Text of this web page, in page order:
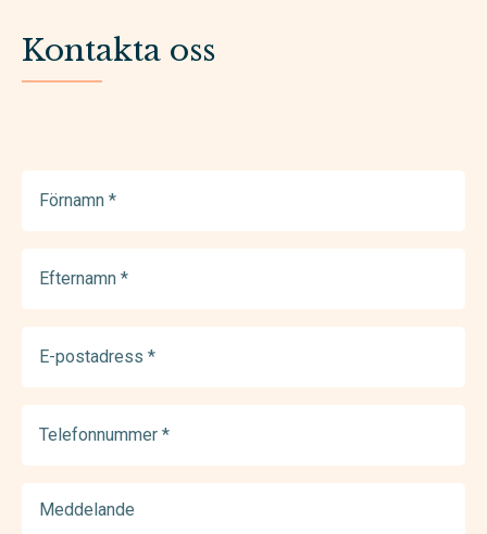
Kontakta oss
(Required)
(Required)
postadress
(Required)